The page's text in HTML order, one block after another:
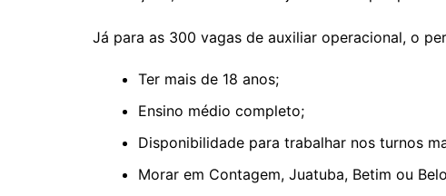
Já para as 300 vagas de auxiliar operacional, o
Ter mais de 18 anos;
Ensino médio completo;
Disponibilidade para trabalhar nos turnos
Morar em Contagem, Juatuba, Betim ou